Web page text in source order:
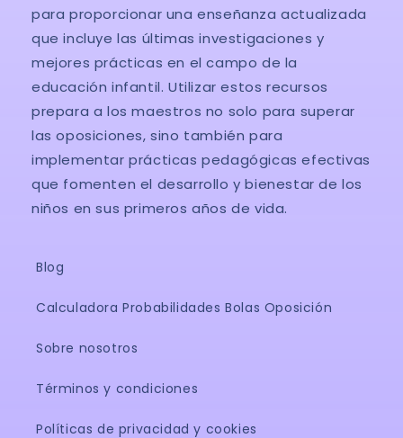
para proporcionar una enseñanza actualizada
que incluye las últimas investigaciones y
mejores prácticas en el campo de la
educación infantil. Utilizar estos recursos
prepara a los maestros no solo para superar
las oposiciones, sino también para
implementar prácticas pedagógicas efectivas
que fomenten el desarrollo y bienestar de los
niños en sus primeros años de vida.
Blog
Calculadora Probabilidades Bolas Oposición
Sobre nosotros
Términos y condiciones
Políticas de privacidad y cookies